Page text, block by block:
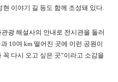
현 이야기 길 등도 함께 조성돼 있다.
광 해설사의 안내로 전시관을 둘러
10여 km 떨어진 곳에 이런 공원이
꼭 다시 오고 싶은 곳”이라고 소감을